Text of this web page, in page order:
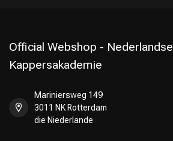
Official Webshop - Nederlandse
Kappersakademie
Mariniersweg 149
3011 NK Rotterdam
die Niederlande